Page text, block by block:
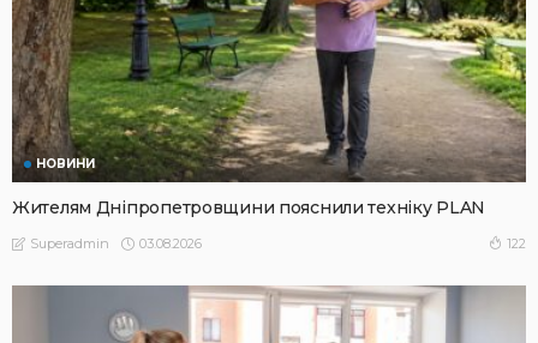
НОВИНИ
Жителям Дніпропетровщини пояснили техніку PLAN
Superadmin 03.08.2026 122